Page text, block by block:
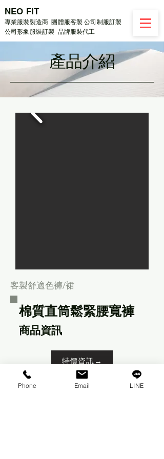
NEO FIT
專業服裝製造商 團體服客製 公司制服訂製
公司形象服裝訂製 品牌服裝代工
​產品介紹
客製舒適色褲/裙
棉質直筒鬆緊腰寬褲
商品資訊
特價資訊→
Phone Email LINE